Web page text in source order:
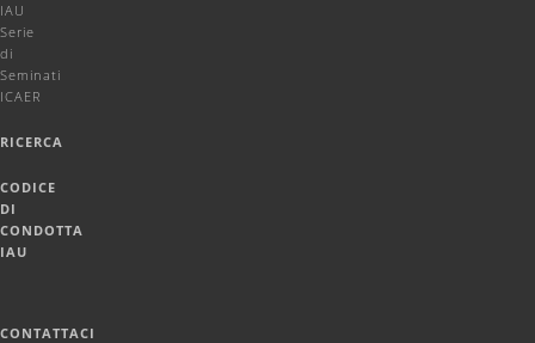
IAU
Serie
di
Seminati
ICAER
RICERCA
CODICE
DI
CONDOTTA
IAU
CONTATTACI